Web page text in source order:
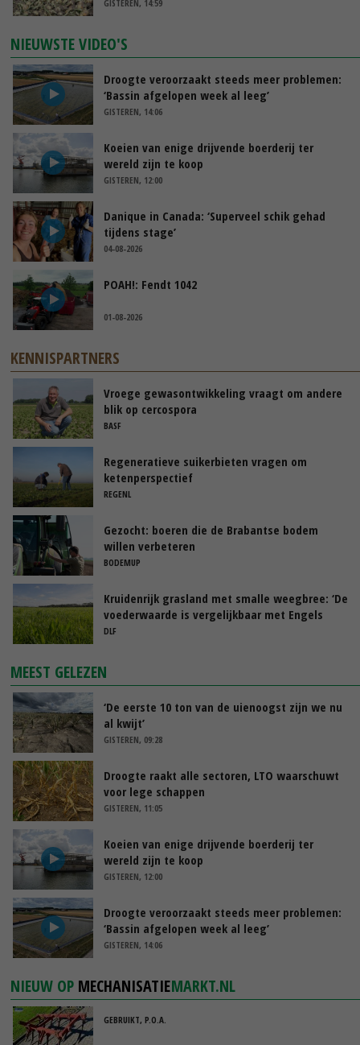
GISTEREN, 14:59
NIEUWSTE VIDEO'S
Droogte veroorzaakt steeds meer problemen:
‘Bassin afgelopen week al leeg’
GISTEREN, 14:06
Koeien van enige drijvende boerderij ter
wereld zijn te koop
GISTEREN, 12:00
Danique in Canada: ‘Superveel schik gehad
tijdens stage’
04-08-2026
POAH!: Fendt 1042
01-08-2026
KENNISPARTNERS
Vroege gewasontwikkeling vraagt om andere
blik op cercospora
BASF
Regeneratieve suikerbieten vragen om
ketenperspectief
REGENL
Gezocht: boeren die de Brabantse bodem
willen verbeteren
BODEMUP
Kruidenrijk grasland met smalle weegbree: ‘De
voederwaarde is vergelijkbaar met Engels
raaigras’
DLF
MEEST GELEZEN
‘De eerste 10 ton van de uienoogst zijn we nu
al kwijt’
GISTEREN, 09:28
Droogte raakt alle sectoren, LTO waarschuwt
voor lege schappen
GISTEREN, 11:05
Koeien van enige drijvende boerderij ter
wereld zijn te koop
GISTEREN, 12:00
Droogte veroorzaakt steeds meer problemen:
‘Bassin afgelopen week al leeg’
GISTEREN, 14:06
NIEUW OP MECHANISATIEMARKT.NL
GEBRUIKT, P.O.A.